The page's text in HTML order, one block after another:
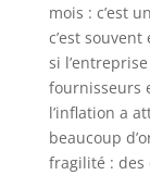
mois : c’est
c’est
si
fournisseurs
l’inflation a
beaucoup
fragilité : des